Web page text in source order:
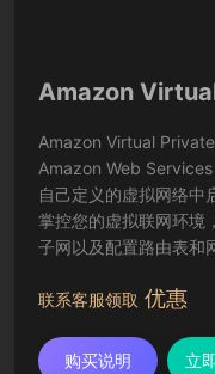
Amazon
Amazon Virtual
Amazon Web
自己定义的虚拟网络中
掌控您的虚拟联网环境
子网以及配置路由表和
联系客服领取 优惠
购买说明 立